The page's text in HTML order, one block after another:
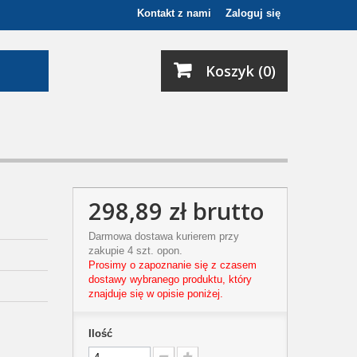
Zaloguj się
Kontakt z nami
Koszyk (0)
298,89 złbrutto
Darmowa dostawa kurierem przy
zakupie 4 szt. opon.
Prosimy o zapoznanie się z czasem
dostawy wybranego produktu, który
znajduje się w opisie poniżej.
Ilość